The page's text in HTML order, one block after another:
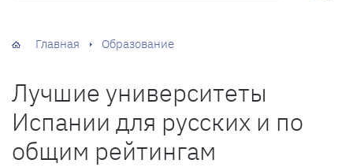
Главная Образование
Лучшие университеты
Испании для русских и по
общим рейтингам